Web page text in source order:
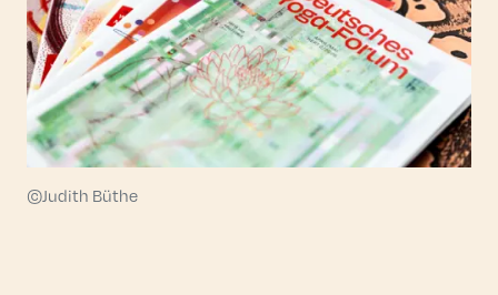
©Judith Büthe